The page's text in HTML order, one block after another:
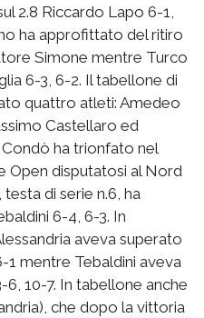
2.8 Riccardo Lapo 6-1,
ha approfittato del ritiro
Simone mentre Turco
6-3, 6-2. Il tabellone di
quattro atleti: Amedeo
Castellaro ed
ha trionfato nel
Open disputatosi al Nord
testa di serie n.6, ha
6-4, 6-3. In
aveva superato
1 mentre Tebaldini aveva
10-7. In tabellone anche
che dopo la vittoria